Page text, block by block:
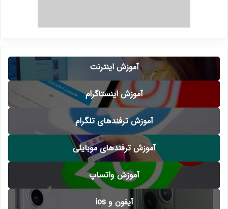
آموزش اینترنت
آموزش اینستاگرام
آموزش ترفندهای تلگرام
آموزش ترفندهای موبایلی
آموزش واتساپ
آیفون و ios